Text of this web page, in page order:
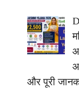
और पूरी